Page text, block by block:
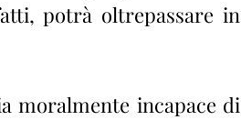
potrà oltrepassare in
moralmente incapace di